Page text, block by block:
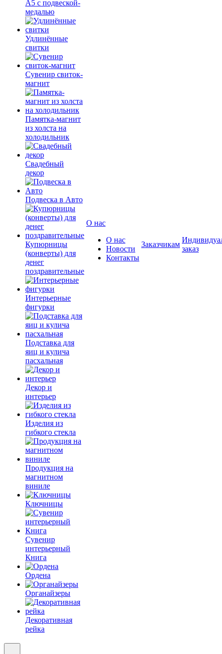
А5 с подвеской-
медалью
Удлинённые
свитки
Сувенир свиток-
магнит
Памятка-магнит
из холста на
холодильник
Свадебный
декор
Подвеска в Авто
Купюрницы
(конверты) для
денег
поздравительные
Интерьерные
фигурки
Подставка для
яиц и кулича
пасхальная
Декор и
интерьер
Изделия из
гибкого стекла
Продукция на
магнитном
виниле
Ключницы
Сувенир
интерьерный
Книга
Ордена
Органайзеры
Декоративная
рейка
О нас
О нас
Новости
Контакты
Заказчикам
заказ